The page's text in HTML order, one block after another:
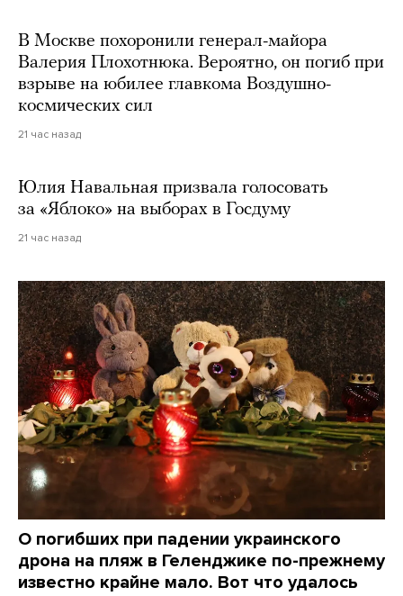
В Москве похоронили генерал-майора
Валерия Плохотнюка. Вероятно, он погиб при
взрыве на юбилее главкома Воздушно-
космических сил
21 час назад
Юлия Навальная призвала голосовать
за «Яблоко» на выборах в Госдуму
21 час назад
О погибших при падении украинского
дрона на пляж в Геленджике по-прежнему
известно крайне мало. Вот что удалось